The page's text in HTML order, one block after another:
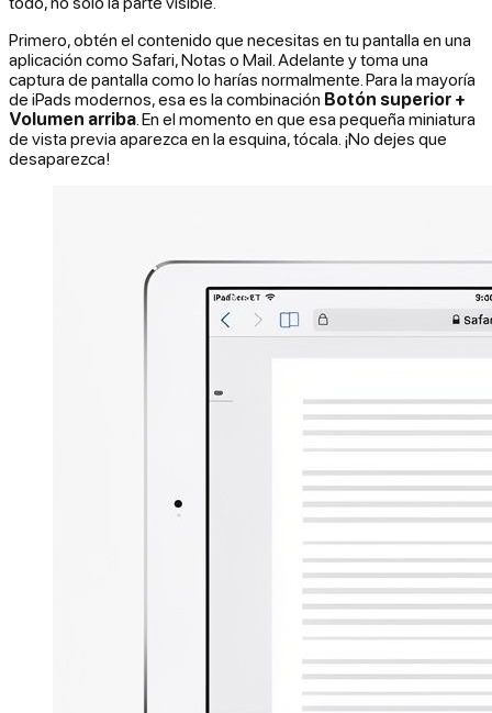
Primero, obtén el contenido que necesitas en tu pantalla en una
aplicación como Safari, Notas o Mail. Adelante y toma una
captura de pantalla como lo harías normalmente. Para la mayoría
de iPads modernos, esa es la combinación Botón superior +
Volumen arriba . En el momento en que esa pequeña miniatura
de vista previa aparezca en la esquina, tócala. ¡No dejes que
desaparezca!